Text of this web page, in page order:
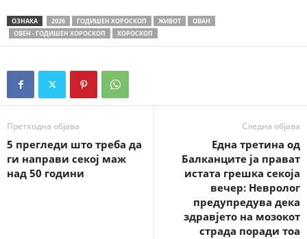
ОЗНАКА 2026 ГОДИШЕН ХОРОСКОП ЖИВОТ
ОВАН
ОВЕН - ГОДИШЕН ХОРОСКОП
ХОРОСКОП
Претходна објава
5 прегледи што треба да
ги направи секој маж
над 50 години
Следна објава
Една третина од
Балканците ја прават
истата грешка секоја
вечер: Невролог
предупредува дека
здравјето на мозокот
страда поради тоа